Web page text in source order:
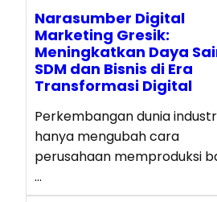
Narasumber Digital
Marketing Gresik:
Meningkatkan Daya
SDM dan Bisnis di Era
Transformasi Digital
Perkembangan dunia
hanya mengubah cara
perusahaan memproduksi
…